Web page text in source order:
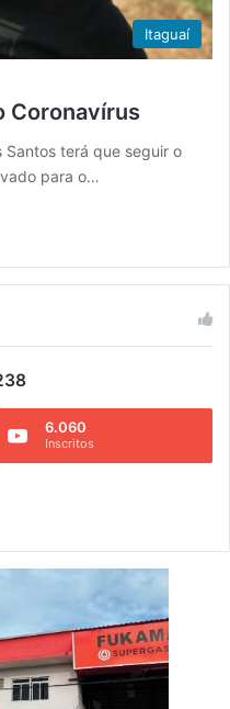
Itaguaí
Coronavírus
terá que seguir o
para o…
6.060
Inscritos